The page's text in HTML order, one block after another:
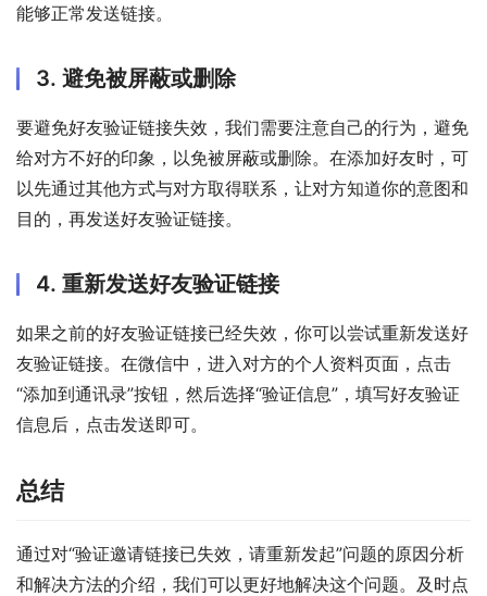
能够正常发送链接。
3. 避免被屏蔽或删除
要避免好友验证链接失效，我们需要注意自己的行为，避免
给对方不好的印象，以免被屏蔽或删除。在添加好友时，可
以先通过其他方式与对方取得联系，让对方知道你的意图和
目的，再发送好友验证链接。
4. 重新发送好友验证链接
如果之前的好友验证链接已经失效，你可以尝试重新发送好
友验证链接。在微信中，进入对方的个人资料页面，点击
“添加到通讯录”按钮，然后选择“验证信息”，填写好友验证
信息后，点击发送即可。
总结
通过对“验证邀请链接已失效，请重新发起”问题的原因分析
和解决方法的介绍，我们可以更好地解决这个问题。及时点